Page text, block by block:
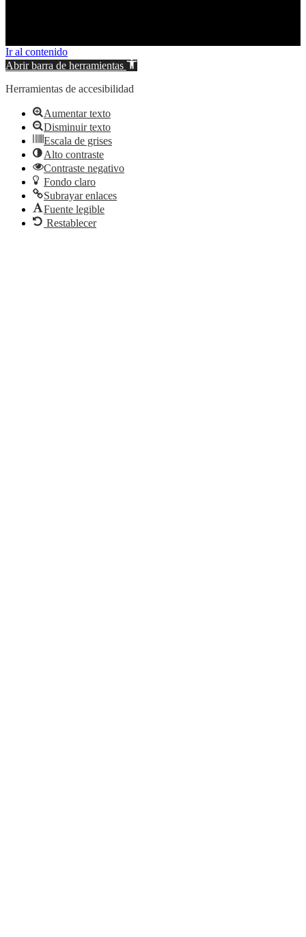
Ir al contenido
Abrir barra de herramientas
Herramientas de accesibilidad
Aumentar texto
Disminuir texto
Escala de grises
Alto contraste
Contraste negativo
Fondo claro
Subrayar enlaces
Fuente legible
Restablecer